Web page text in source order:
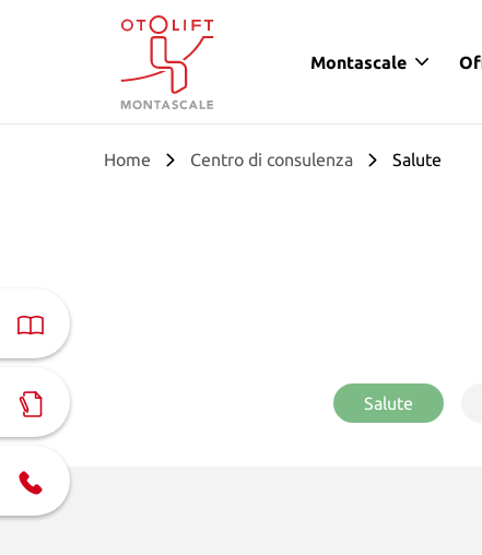
Otolift Montascale
Montascale
Home Centro di consulenza Salute
Salute